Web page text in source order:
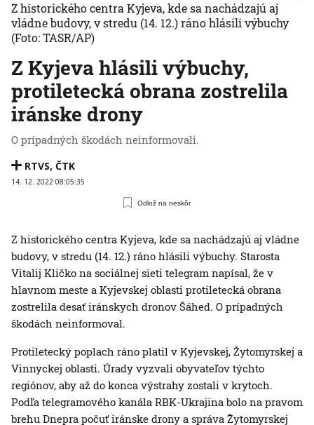
Z Kyjeva hlásili výbuchy,
protiletecká obrana zostrelila
iránske drony
O prípadných škodách neinformovali.
RTVS, ČTK
14. 12. 2022 08:05:35
Odlož na neskôr
Z historického centra Kyjeva, kde sa nachádzajú aj
vládne budovy, v stredu (14. 12.) ráno hlásili výbuchy
(Foto: TASR/AP)
Z historického centra Kyjeva, kde sa nachádzajú aj vládne
budovy, v stredu (14. 12.) ráno hlásili výbuchy. Starosta
Vitalij Kličko na sociálnej sieti telegram napísal, že v
hlavnom meste a Kyjevskej oblasti protiletecká obrana
zostrelila desať iránskych dronov Šáhed. O prípadných
škodách neinformoval.
Protiletecký poplach ráno platil v Kyjevskej, Žytomyrskej a
Vinnyckej oblasti. Úrady vyzvali obyvateľov týchto
regiónov, aby až do konca výstrahy zostali v krytoch.
Podľa telegramového kanála RBK-Ukrajina bolo na pravom
brehu Dnepra počuť iránske drony a správa Žytomyrskej